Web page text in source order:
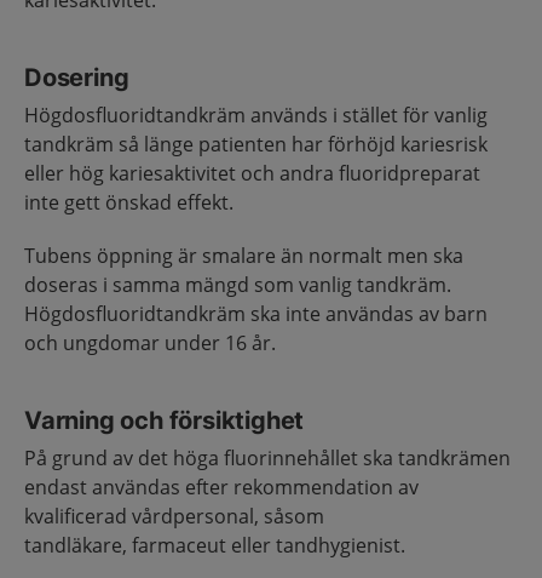
Dosering
Högdosfluoridtandkräm används i stället för vanlig
tandkräm så länge patienten har förhöjd kariesrisk
eller hög kariesaktivitet och andra fluoridpreparat
inte gett önskad effekt.
Tubens öppning är smalare än normalt men ska
doseras i samma mängd som vanlig tandkräm.
Högdosfluoridtandkräm ska inte användas av barn
och ungdomar under 16 år.
Varning och försiktighet
På grund av det höga fluorinnehållet ska tandkrämen
endast användas efter rekommendation av
kvalificerad vårdpersonal, såsom
tandläkare, farmaceut eller tandhygienist.